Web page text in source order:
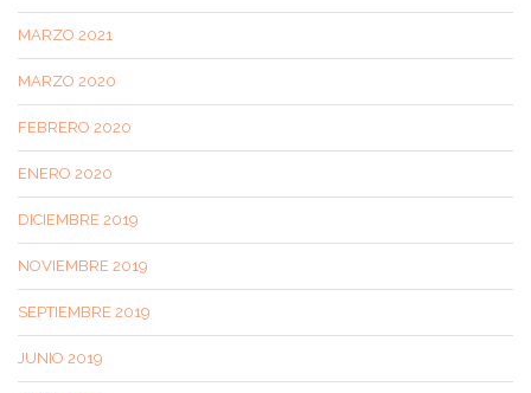
MARZO 2021
MARZO 2020
FEBRERO 2020
ENERO 2020
DICIEMBRE 2019
NOVIEMBRE 2019
SEPTIEMBRE 2019
JUNIO 2019